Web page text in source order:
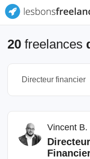
20 freelances
Vincent B.
Directeur